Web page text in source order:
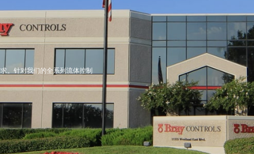
。针对我们的全系列流体控制